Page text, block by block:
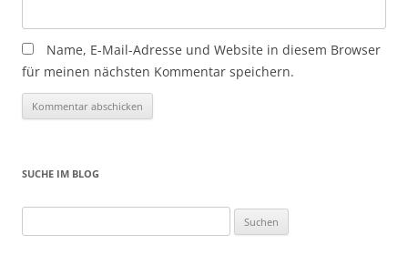
Name, E-Mail-Adresse und Website in diesem Browser
für meinen nächsten Kommentar speichern.
SUCHE IM BLOG
nach: